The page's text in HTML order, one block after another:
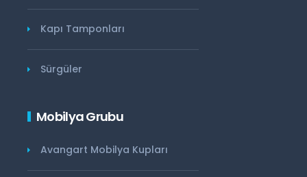
Kapı Tamponları
Sürgüler
Mobilya Grubu
Avangart Mobilya Kupları